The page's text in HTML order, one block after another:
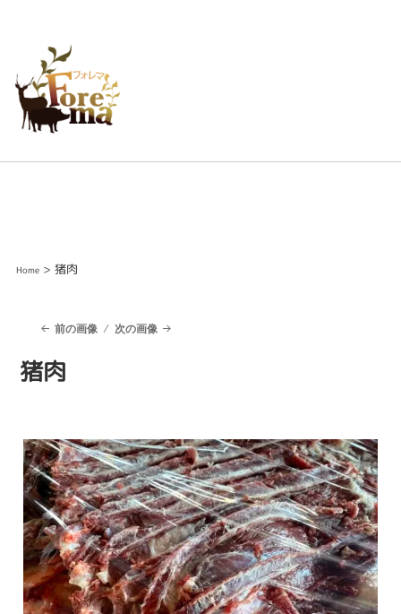
Home> 猪肉
前の画像 次の画像
猪肉